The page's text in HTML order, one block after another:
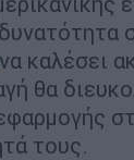
να καλέσει
θα
τους.